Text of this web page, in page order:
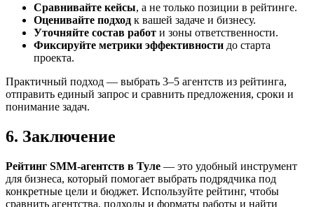
Сравнивайте кейсы, а не только позиции в рейтинге.
Оценивайте подход к вашей задаче и бизнесу.
Уточняйте состав работ и зоны ответственности.
Фиксируйте метрики эффективности до старта
проекта.
Практичный подход — выбрать 3–5 агентств из рейтинга,
отправить единый запрос и сравнить предложения, сроки и
понимание задач.
6. Заключение
Рейтинг SMM‑агентств в Туле — это удобный инструмент
для бизнеса, который помогает выбрать подрядчика под
конкретные цели и бюджет. Используйте рейтинг, чтобы
сравнить агентства, подходы и форматы работы и найти